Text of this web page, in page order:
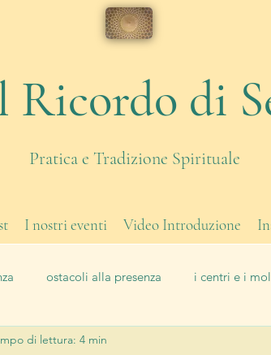
Ricordo di
Pratica e Tradizione Spirituale
I nostri eventi Video Introduzione
ostacoli alla presenza i centri e i
eventi Il Lavoro
di lettura: 4 min